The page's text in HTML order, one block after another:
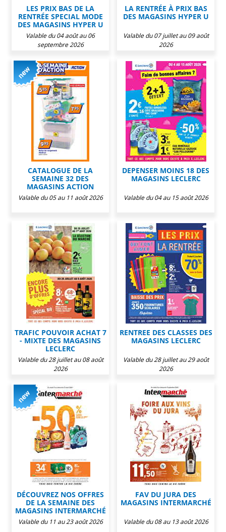
LES PRIX BAS DE LA
RENTRÉE SPECIAL MODE
DES MAGASINS HYPER U
Valable du 04 août au 06
septembre 2026
LA RENTRÉE À PRIX BAS
DES MAGASINS HYPER U
Valable du 07 juillet au 09 août
2026
CATALOGUE DE LA
SEMAINE 32 DES
MAGASINS ACTION
Valable du 05 au 11 août 2026
DEPENSER MOINS 18 DES
MAGASINS LECLERC
Valable du 04 au 15 août 2026
TRAFIC POUVOIR ACHAT 7
- MIXTE DES MAGASINS
LECLERC
Valable du 28 juillet au 08 août
2026
RENTREE DES CLASSES DES
MAGASINS LECLERC
Valable du 28 juillet au 29 août
2026
DÉCOUVREZ NOS OFFRES
DE LA SEMAINE DES
MAGASINS INTERMARCHÉ
Valable du 11 au 23 août 2026
FAV DU JURA DES
MAGASINS INTERMARCHÉ
Valable du 08 au 13 août 2026